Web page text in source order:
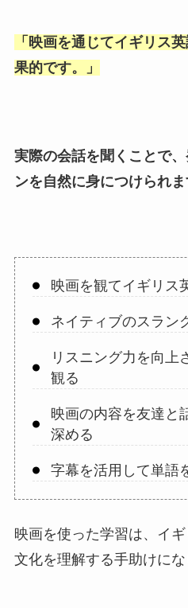
「 映画を通じてイギリス
果的です。
」
実際の会話を聞くことで
ンを自然に身につけられま
映画を観てイギリス
ネイティブのスラン
リスニング力を向上
観る
映画の内容を友達と
深める
字幕を活用して単語
映画を使った学習は、イ
文化を理解する手助けにな